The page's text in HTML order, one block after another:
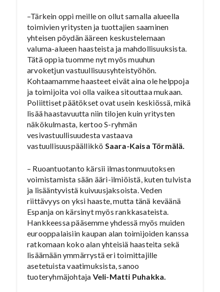
–Tärkein oppi meille on ollut samalla alueella
toimivien yritysten ja tuottajien saaminen
yhteisen pöydän ääreen keskustelemaan
valuma-alueen haasteista ja mahdollisuuksista.
Tätä oppia tuomme nyt myös muuhun
arvoketjun vastuullisuusyhteistyöhön.
Kohtaamamme haasteet eivät aina ole helppoja
ja toimijoita voi olla vaikea sitouttaa mukaan.
Poliittiset päätökset ovat usein keskiössä, mikä
lisää haastavuutta niin tilojen kuin yritysten
näkökulmasta, kertoo S-ryhmän
vesivastuullisuudesta vastaava
vastuullisuuspäällikkö Saara-Kaisa Törmälä.
– Ruoantuotanto kärsii ilmastonmuutoksen
voimistamista sään ääri-ilmiöistä, kuten tulvista
ja lisääntyvistä kuivuusjaksoista. Veden
riittävyys on yksi haaste, mutta tänä keväänä
Espanja on kärsinyt myös rankkasateista.
Hankkeessa pääsemme yhdessä myös muiden
eurooppalaisiin kaupan alan toimijoiden kanssa
ratkomaan koko alan yhteisiä haasteita sekä
lisäämään ymmärrystä eri toimittajille
asetetuista vaatimuksista, sanoo
tuoteryhmäjohtaja Veli-Matti Puhakka.